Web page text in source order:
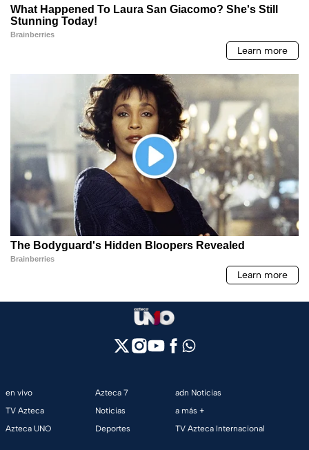
en vivo
TV Azteca
Azteca UNO
Azteca 7
Noticias
Deportes
adn Noticias
a más +
TV Azteca Internacional